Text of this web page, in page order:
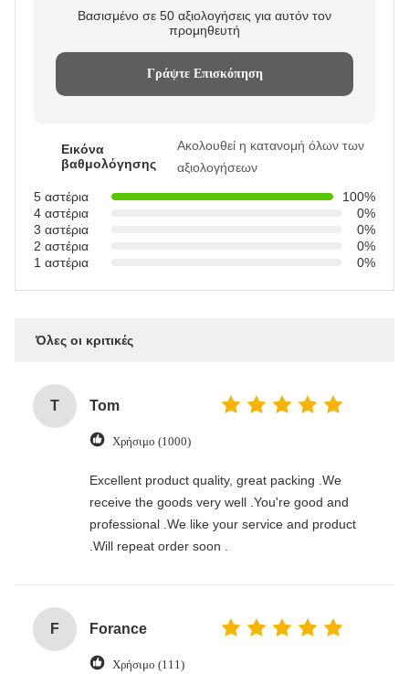
Βασισμένο σε 50 αξιολογήσεις για αυτόν τον
προμηθευτή
Γράψτε Επισκόπηση
Εικόνα
βαθμολόγησης
Ακολουθεί η κατανομή όλων των
αξιολογήσεων
5 αστέρια
100%
4 αστέρια
0%
3 αστέρια
0%
2 αστέρια
0%
1 αστέρια
0%
Όλες οι κριτικές
T Tom
Χρήσιμο (1000)
Excellent product quality, great packing .We
receive the goods very well .You're good and
professional .We like your service and product
.Will repeat order soon .
F Forance
Χρήσιμο (111)